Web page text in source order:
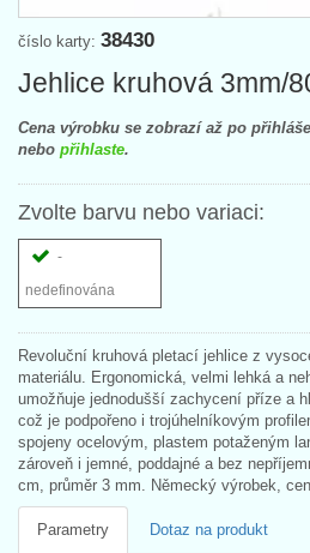
číslo karty: 38430
Jehlice kruhová 3mm/
Cena výrobku se zobrazí až po
nebo přihlaste.
Zvolte barvu nebo variaci:
-
nedefinována
Revoluční kruhová pletací jehlice z
materiálu. Ergonomická, velmi lehká a
umožňuje jednodušší zachycení příze a
což je podpořeno i trojúhelníkovým
spojeny ocelovým, plastem potaženým
zároveň i jemné, poddajné a bez
cm, průměr 3 mm. Německý výrobek,
Parametry Dotaz na produkt